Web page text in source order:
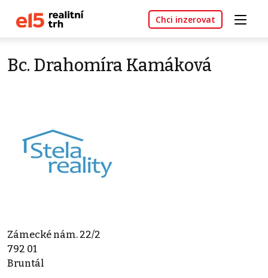
Chci inzerovat
Bc. Drahomíra Kamáková
Zámecké nám. 22/2
792 01
Bruntál